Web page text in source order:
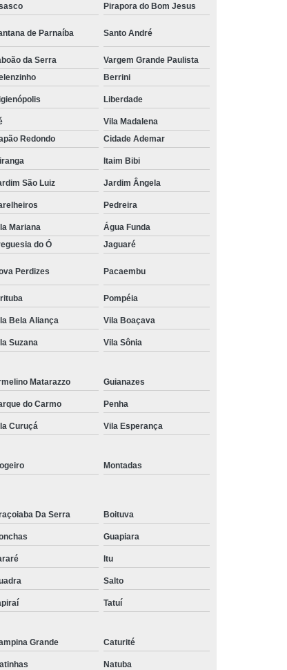
em João Pessoa
em São Paulo
de Feridas Enfermagem em Taubaté
para Feridas na Pele
Hiperbárico de Insuficiência Arterial
Hiperbárico Deiscência da Sutura
Hiperbárico em João Pessoa
Hiperbárico em Sorocaba
Hiperbárico Necrose na Pele
de Ferida Operatória
Tratamento de Feridas
em Câmara Hiperbárica
Tratamento Hiperbárica
Hiperbárica em João Pessoa
Hiperbárica em Sorocaba
Oxigenoterapia Hiperbárica
em Campina Grande
de Oxigenoterapia em São Paulo
de Oxigenoterapia em Taubaté
Pirapora do Bom Jesus
de Parnaíba Santo André
da Serra
Vargem Grande Paulista
Berrini
Liberdade
Vila Madalena
Redondo Cidade Ademar
Itaim Bibi
São Luiz Jardim Ângela
Pedreira
Mariana
Água Funda
do Ó Jaguaré
Perdizes Pacaembu
Pompéia
Bela Aliança Vila Boaçava
Suzana Vila Sônia
Matarazzo Guianazes
do Carmo Penha
Curuçá Vila Esperança
Montadas
Da Serra Boituva
Guapiara
Itu
Salto
Tatuí
Grande Caturité
Natuba